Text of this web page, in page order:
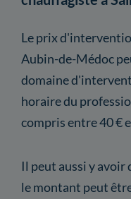
Le prix
Aubin-de-Médoc
domaine
horaire du
compris entre 40 €
Il peut aussi y avoir
le montant peut